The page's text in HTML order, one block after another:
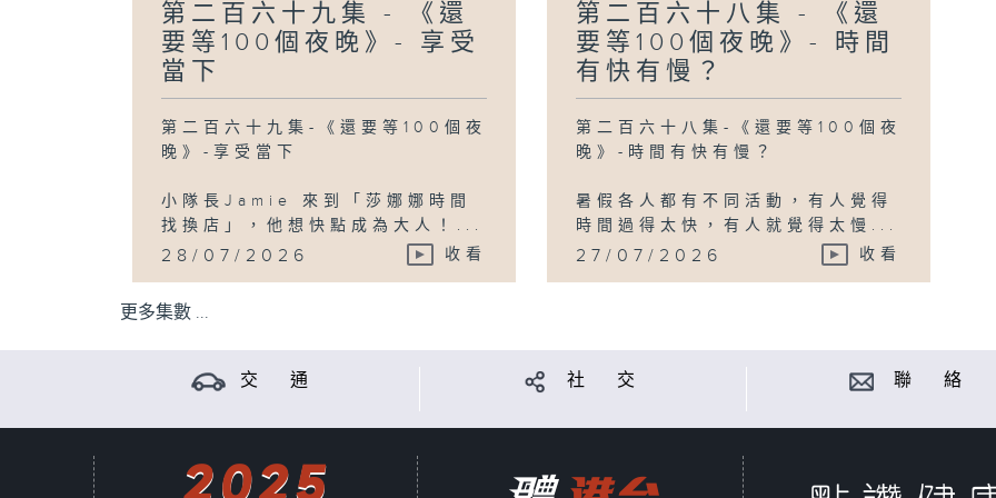
第二百六十九集 - 《還
要等100個夜晚》- 享受
當下
第二百六十九集-《還要等100個夜
晚》-享受當下
小隊長Jamie 來到「莎娜娜時間
找換店」，他想快點成為大人！...
28/07/2026 收看
第二百六十八集 - 《還
要等100個夜晚》- 時間
有快有慢？
第二百六十八集-《還要等100個夜
晚》-時間有快有慢？
暑假各人都有不同活動，有人覺得
時間過得太快，有人就覺得太慢...
27/07/2026 收看
更多集數 ...
交 通 社 交 聯 絡